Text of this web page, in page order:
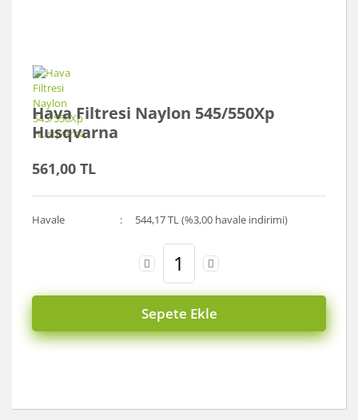
Hava Filtresi Naylon 545/550Xp
Husqvarna
561,00 TL
Havale 544,17 TL (%3,00 havale indirimi)
Sepete Ekle